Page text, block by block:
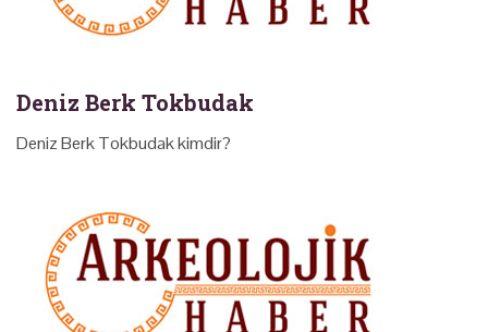
Deniz Berk Tokbudak
Deniz Berk Tokbudak kimdir?